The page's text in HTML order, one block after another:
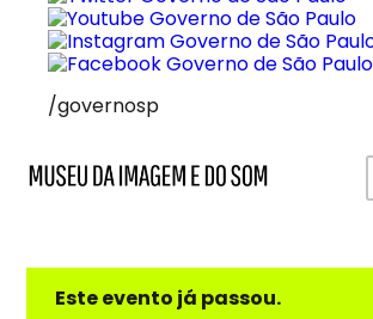
/governosp
e
Este evento já passou.